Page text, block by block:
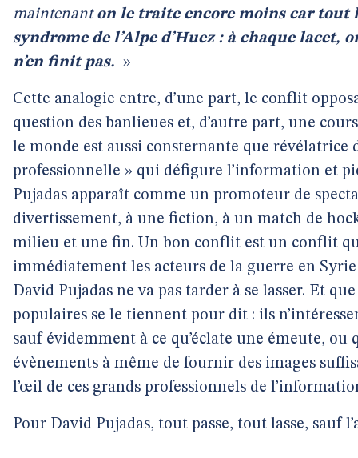
maintenant on le traite encore moins car tout
syndrome de l’Alpe d’Huez : à chaque lacet,
n’en finit pas. »
Cette analogie entre, d’une part, le conflit
question des banlieues et, d’autre part, une
le monde est aussi consternante que révélatrice
professionnelle » qui défigure l’information et
Pujadas apparaît comme un promoteur de
divertissement, à une fiction, à un match de
milieu et une fin. Un bon conflit est un conflit
immédiatement les acteurs de la guerre en
David Pujadas ne va pas tarder à se lasser. Et
populaires se le tiennent pour dit : ils
sauf évidemment à ce qu’éclate une émeute, ou
évènements à même de fournir des images
l’œil de ces grands professionnels de
Pour David Pujadas, tout passe, tout lasse, sauf